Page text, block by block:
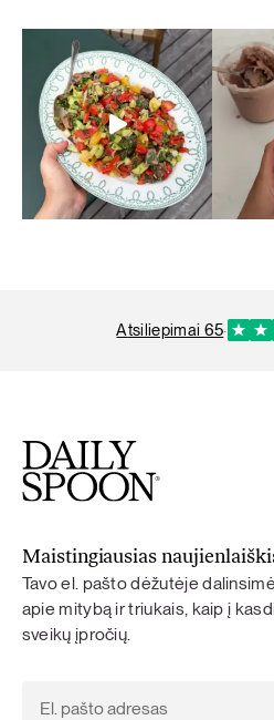
atsiliepimai 65·
Maistingiausias
Tavo el. pašto dėžutėje
apie mitybą ir triukais, kaip į
sveikų įpročių.